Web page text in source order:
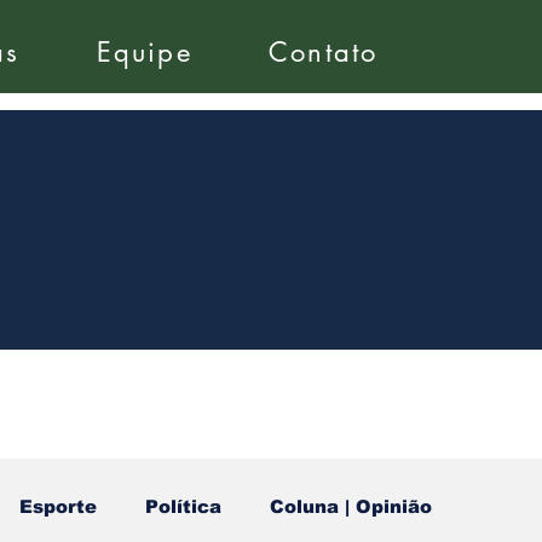
Equipe Contato
Esporte Política Coluna | Opinião